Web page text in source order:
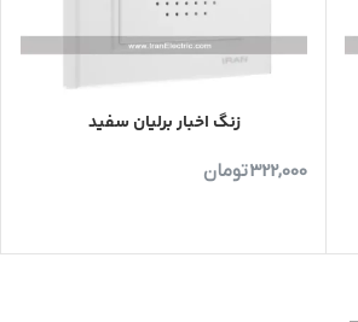
زنگ اخبار برلیان سفید
322,000تومان